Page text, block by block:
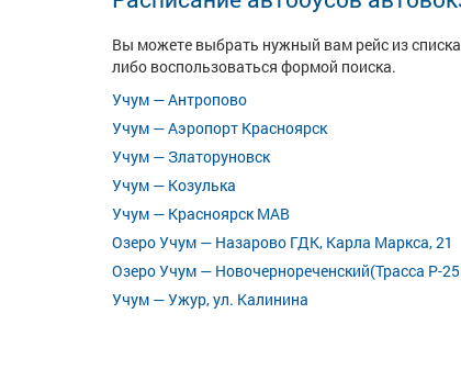
Вы можете выбрать нужный вам рейс из
либо воспользоваться формой поиска.
Учум — Антропово
Учум — Аэропорт Красноярск
Учум — Златоруновск
Учум — Козулька
Учум — Красноярск МАВ
Озеро Учум — Назарово ГДК, Карла Маркса, 21
Озеро Учум — Новочернореченский(Трасса Р-
Учум — Ужур, ул. Калинина